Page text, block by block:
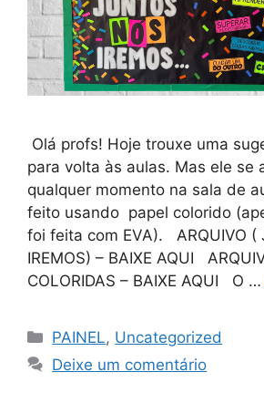
Olá profs! Hoje trouxe uma
para volta às aulas. Mas ele se
qualquer momento na sala de
feito usando papel colorido
foi feita com EVA). ARQUIVO (
IREMOS) – BAIXE AQUI
COLORIDAS – BAIXE AQUI O …
PAINEL, Uncategorized
Deixe um comentário